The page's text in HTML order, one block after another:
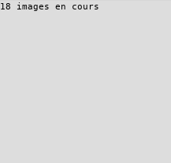
18 images en cours